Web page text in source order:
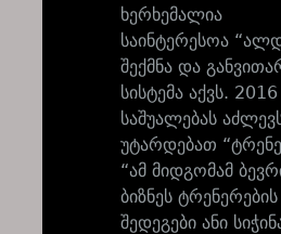
ხერხემალია
საინტერესოა
შექმნა და
სისტემა აქვს.
საშუალებას
უტარდებათ
“ამ მიდგომამ
ბიზნეს
შედეგები ანი